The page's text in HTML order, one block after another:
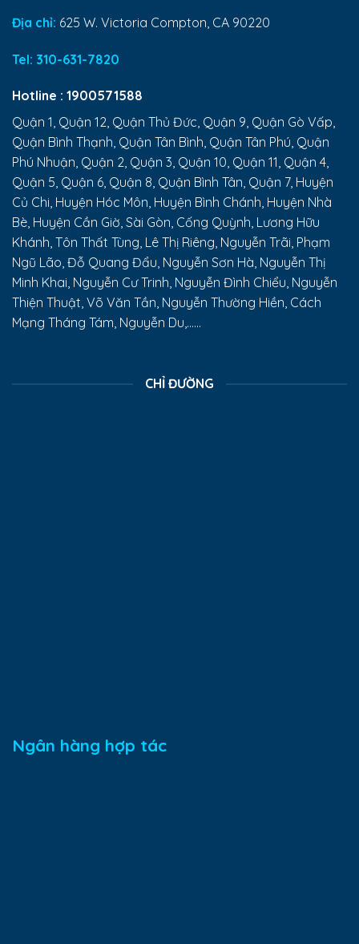
Địa chỉ: 625 W. Victoria Compton, CA 90220
Tel: 310-631-7820
Hotline : 1900571588
Quận 1, Quận 12, Quận Thủ Đức, Quận 9, Quận Gò Vấp,
Quận Bình Thạnh, Quận Tân Bình, Quận Tân Phú, Quận
Phú Nhuận, Quận 2, Quận 3, Quận 10, Quận 11, Quận 4,
Quận 5, Quận 6, Quận 8, Quận Bình Tân, Quận 7, Huyện
Củ Chi, Huyện Hóc Môn, Huyện Bình Chánh, Huyện Nhà
Bè, Huyện Cần Giờ, Sài Gòn, Cống Quỳnh, Lương Hữu
Khánh, Tôn Thất Tùng, Lê Thị Riêng, Nguyễn Trãi, Phạm
Ngũ Lão, Đỗ Quang Đẩu, Nguyễn Sơn Hà, Nguyễn Thị
Minh Khai, Nguyễn Cư Trinh, Nguyễn Đình Chiểu, Nguyễn
Thiện Thuật, Võ Văn Tần, Nguyễn Thường Hiền, Cách
Mạng Tháng Tám, Nguyễn Du,......
CHỈ ĐƯỜNG
Ngân hàng hợp tác